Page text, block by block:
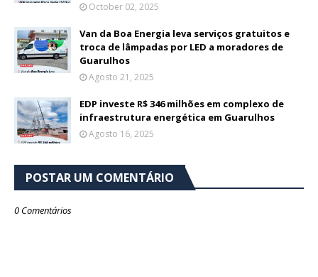
October 02, 2025
Van da Boa Energia leva serviços gratuitos e
troca de lâmpadas por LED a moradores de
Guarulhos
Agosto 21, 2025
EDP investe R$ 346 milhões em complexo de
infraestrutura energética em Guarulhos
Agosto 16, 2025
POSTAR UM COMENTÁRIO
0 Comentários